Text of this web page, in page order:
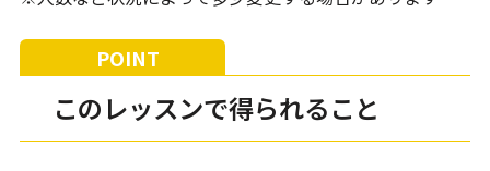
このレッスンで得られること